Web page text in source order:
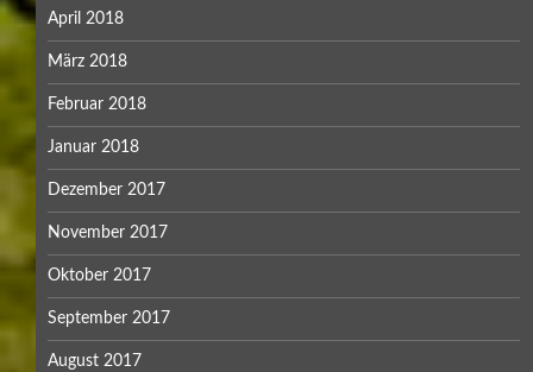
April 2018
März 2018
Februar 2018
Januar 2018
Dezember 2017
November 2017
Oktober 2017
September 2017
August 2017